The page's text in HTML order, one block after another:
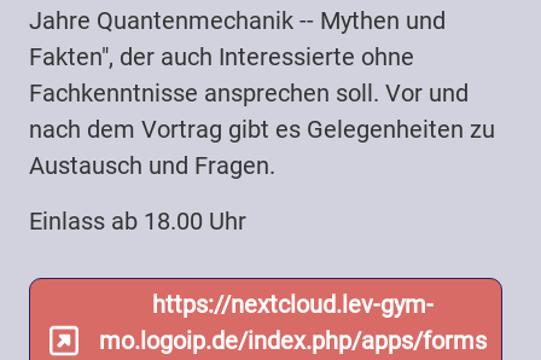
Jahre Quantenmechanik -- Mythen und
Fakten", der auch Interessierte ohne
Fachkenntnisse ansprechen soll. Vor und
nach dem Vortrag gibt es Gelegenheiten zu
Austausch und Fragen.
Einlass ab 18.00 Uhr
https://nextcloud.lev-gym-
mo.logoip.de/index.php/apps/forms